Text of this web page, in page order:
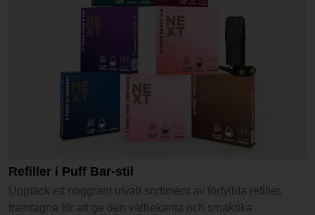
Refiller i Puff Bar-stil
Upptäck ett noggrant utvalt sortiment av förfyllda refiller,
framtagna för att ge den välbekanta och smakrika